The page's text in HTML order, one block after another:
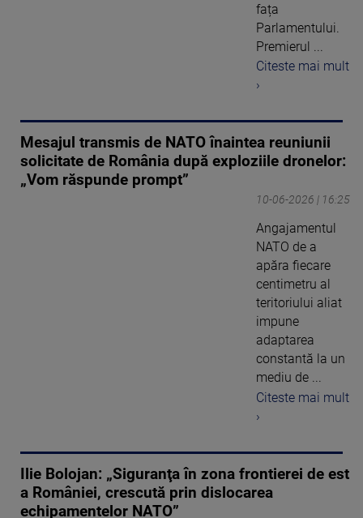
fața
Parlamentului.
Premierul ...
Citeste mai mult
›
Mesajul transmis de NATO înaintea reuniunii
solicitate de România după exploziile dronelor:
„Vom răspunde prompt”
10-06-2026 | 16:25
Angajamentul
NATO de a
apăra fiecare
centimetru al
teritoriului aliat
impune
adaptarea
constantă la un
mediu de ...
Citeste mai mult
›
Ilie Bolojan: „Siguranţa în zona frontierei de est
a României, crescută prin dislocarea
echipamentelor NATO”